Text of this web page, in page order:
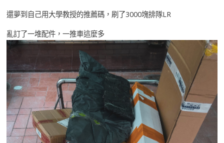
還夢到自己用大學教授的推薦碼，刷了3000塊排隊LR
亂訂了一堆配件，一推車這麼多